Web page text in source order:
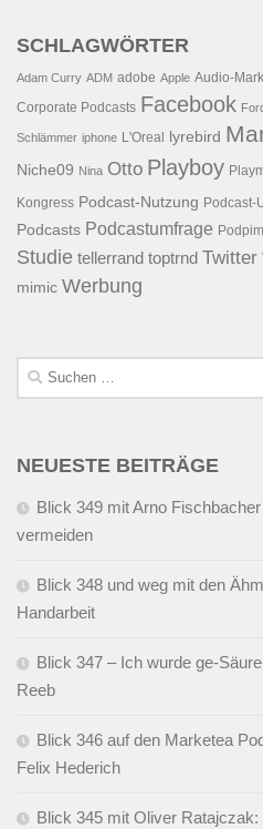
SCHLAGWÖRTER
Adam Curry ADM adobe Apple Audio-
Corporate Podcasts Facebook
Schlämmer iphone L'Oreal lyrebird
Niche09 Nina Otto Playboy
Kongress Podcast-Nutzung Podcast-
Podcasts Podcastumfrage
Studie tellerrand toptrnd Twitter
mimic Werbung
Suchen
nach:
NEUESTE BEITRÄGE
Blick 349 mit Arno
vermeiden
Blick 348 und weg mit den
Handarbeit
Blick 347 – Ich wurde ge-
Reeb
Blick 346 auf den Marketea
Felix Hederich
Blick 345 mit Oliver